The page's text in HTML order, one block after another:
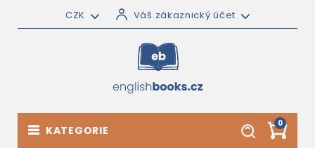
CZK Váš zákaznický účet
0
KATEGORIE